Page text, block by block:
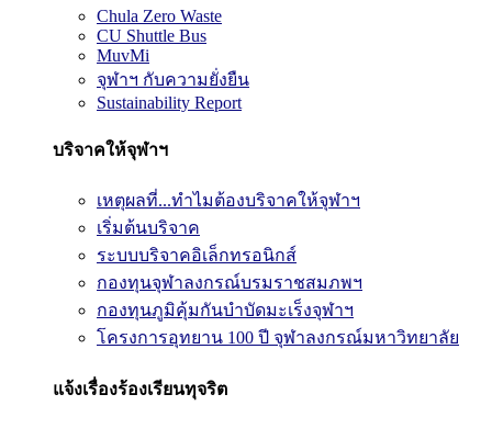
Chula Zero Waste
CU Shuttle Bus
MuvMi
จุฬาฯ กับความยั่งยืน
Sustainability Report
บริจาคให้จุฬาฯ
เหตุผลที่...ทำไมต้องบริจาคให้จุฬาฯ
เริ่มต้นบริจาค
ระบบบริจาคอิเล็กทรอนิกส์
กองทุนจุฬาลงกรณ์บรมราชสมภพฯ
กองทุนภูมิคุ้มกันบำบัดมะเร็งจุฬาฯ
โครงการอุทยาน 100 ปี จุฬาลงกรณ์มหาวิทยาลัย
แจ้งเรื่องร้องเรียนทุจริต